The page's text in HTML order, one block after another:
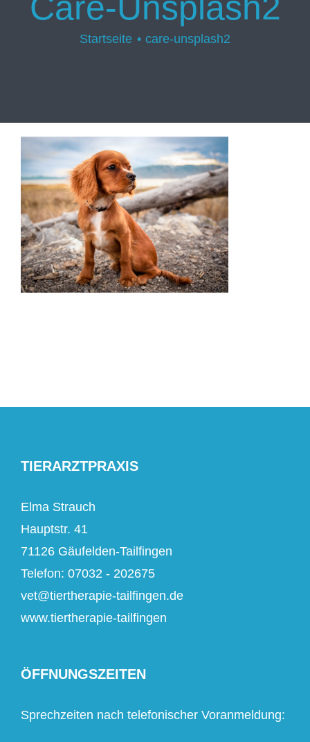
Startseite care-unsplash2
TIERARZTPRAXIS
Elma Strauch
Hauptstr. 41
71126 Gäufelden-Tailfingen
Telefon: 07032 - 202675
vet@tiertherapie-tailfingen.de
www.tiertherapie-tailfingen
ÖFFNUNGSZEITEN
Sprechzeiten nach telefonischer Voranmeldung: